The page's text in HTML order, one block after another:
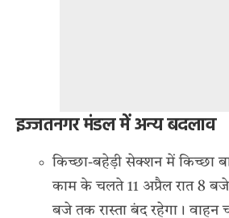
इज्जतनगर मंडल में अन्य बदलाव
किच्छा-बहेड़ी सेक्शन में किच्छा
काम के चलते 11 अप्रैल रात 8
बजे तक रास्ता बंद रहेगा। वाहन